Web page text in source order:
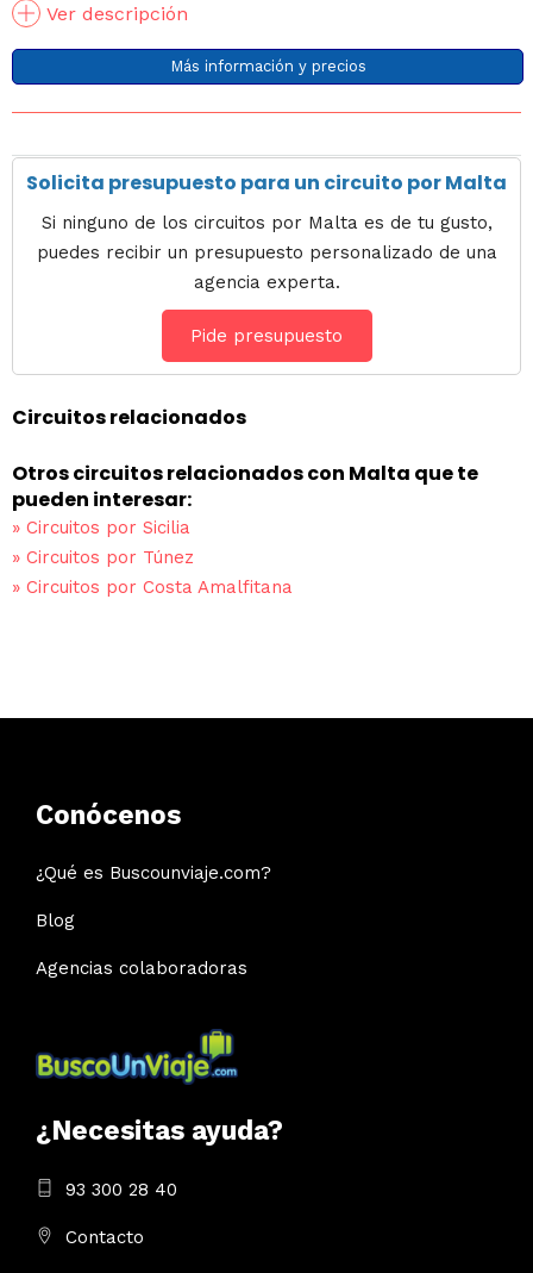
Ver descripción
Más información y precios
Solicita presupuesto para un circuito por Malta
Si ninguno de los circuitos por Malta es de tu gusto,
puedes recibir un presupuesto personalizado de una
agencia experta.
Pide presupuesto
Circuitos relacionados
Otros circuitos relacionados con Malta que te
pueden interesar:
» Circuitos por Sicilia
» Circuitos por Túnez
» Circuitos por Costa Amalfitana
Conócenos
¿Qué es Buscounviaje.com?
Blog
Agencias colaboradoras
¿Necesitas ayuda?
93 300 28 40
Contacto